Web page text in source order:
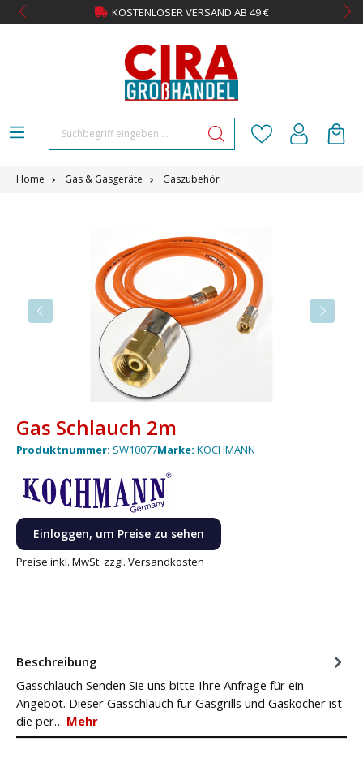
KOSTENLOSER VERSAND AB 49 €
Home Gas & Gasgeräte Gaszubehör
Gas Schlauch 2m
Produktnummer: SW10077Marke: KOCHMANN
Einloggen, um Preise zu sehen
Preise inkl. MwSt. zzgl. Versandkosten
Beschreibung
Gasschlauch Senden Sie uns bitte Ihre Anfrage für ein
Angebot. Dieser Gasschlauch für Gasgrills und Gaskocher ist
die per… Mehr